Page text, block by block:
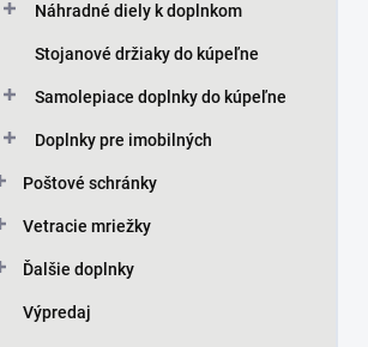
Náhradné diely k doplnkom
Stojanové držiaky do kúpeľne
Samolepiace doplnky do kúpeľne
Doplnky pre imobilných
Poštové schránky
Vetracie mriežky
Ďalšie doplnky
Výpredaj